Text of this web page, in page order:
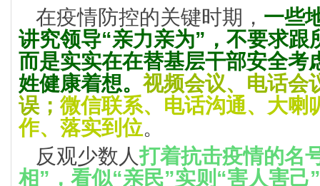
在疫情防控的关键时期， 一些
讲究领导“亲力亲为”，不要求跟
而是实实在在替基层干部安全考
姓健康着想。 视频会议、电话会
误； 微信联系、电话沟通、大喇
作、落实到位。
反观少数人打着抗击疫情的名
相”，看似“亲民”实则“害人害己